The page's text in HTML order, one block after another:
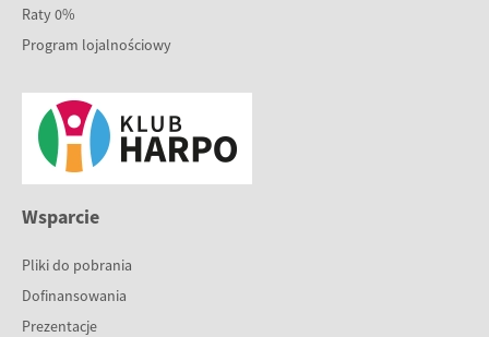
Raty 0%
Program lojalnościowy
Wsparcie
Pliki do pobrania
Dofinansowania
Prezentacje